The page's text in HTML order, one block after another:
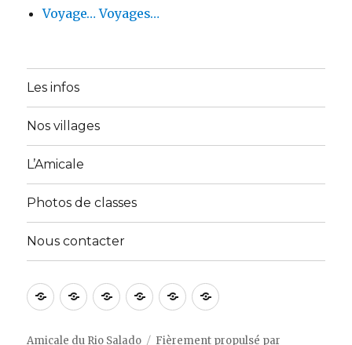
Voyage… Voyages…
Les infos
Nos villages
L’Amicale
Photos de classes
Nous contacter
Accueil
A
propos
de
Activités
site
Galerie
Photos
Membres
Nous
Amicale du Rio Salado Fièrement propulsé par